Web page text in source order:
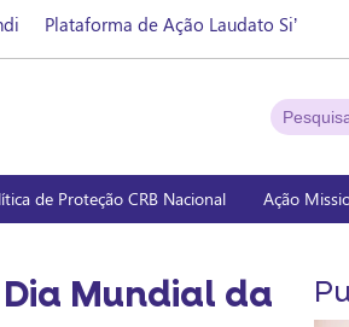
Plataforma de Ação Laudato Si’
de Proteção CRB Nacional Ação
Mundial da